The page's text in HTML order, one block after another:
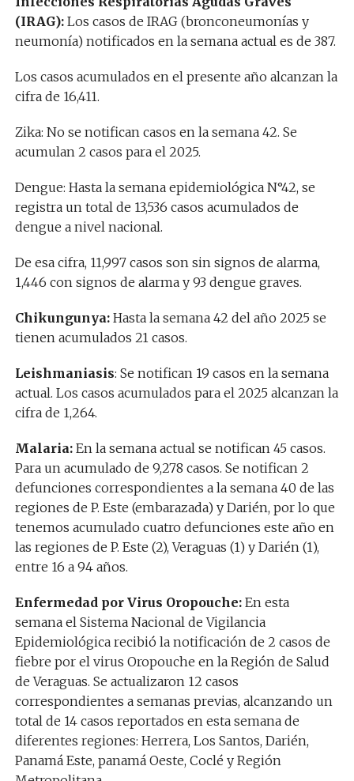
(IRAG): Los casos de IRAG (bronconeumonías y
neumonía) notificados en la semana actual es de 387.
Los casos acumulados en el presente año alcanzan la
cifra de 16,411.
Zika: No se notifican casos en la semana 42. Se
acumulan 2 casos para el 2025.
Dengue: Hasta la semana epidemiológica N°42, se
registra un total de 13,536 casos acumulados de
dengue a nivel nacional.
De esa cifra, 11,997 casos son sin signos de alarma,
1,446 con signos de alarma y 93 dengue graves.
Chikungunya:Hasta la semana 42 del año 2025 se
tienen acumulados 21 casos.
Leishmaniasis: Se notifican 19 casos en la semana
actual. Los casos acumulados para el 2025 alcanzan la
cifra de 1,264.
Malaria:En la semana actual se notifican 45 casos.
Para un acumulado de 9,278 casos. Se notifican 2
defunciones correspondientes a la semana 40 de las
regiones de P. Este (embarazada) y Darién, por lo que
tenemos acumulado cuatro defunciones este año en
las regiones de P. Este (2), Veraguas (1) y Darién (1),
entre 16 a 94 años.
Enfermedad por Virus Oropouche:En esta
semana el Sistema Nacional de Vigilancia
Epidemiológica recibió la notificación de 2 casos de
fiebre por el virus Oropouche en la Región de Salud
de Veraguas. Se actualizaron 12 casos
correspondientes a semanas previas, alcanzando un
total de 14 casos reportados en esta semana de
diferentes regiones: Herrera, Los Santos, Darién,
Panamá Este, panamá Oeste, Coclé y Región